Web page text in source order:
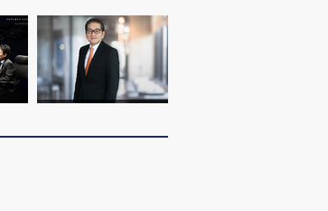
泽连斯基密集出访美英 索
秘鲁纳斯卡观光飞机坠毁